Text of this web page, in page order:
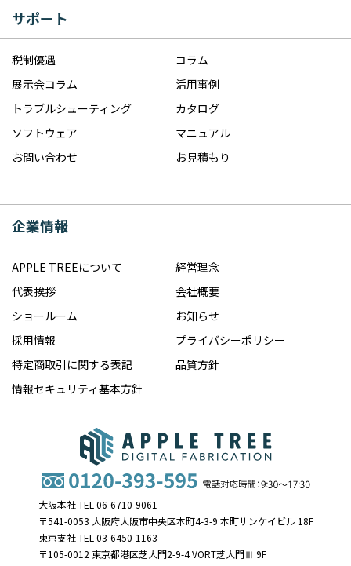
サポート
税制優遇
コラム
展示会コラム
活用事例
トラブルシューティング
カタログ
ソフトウェア
マニュアル
お問い合わせ
お見積もり
企業情報
APPLE TREEについて
経営理念
代表挨拶
会社概要
ショールーム
お知らせ
採用情報
プライバシーポリシー
特定商取引に関する表記
品質方針
情報セキュリティ基本方針
大阪本社 TEL 06-6710-9061
〒541-0053 大阪府大阪市中央区本町4-3-9 本町サンケイビル 18F
東京支社 TEL 03-6450-1163
〒105-0012 東京都港区芝大門2-9-4 VORT芝大門Ⅲ 9F